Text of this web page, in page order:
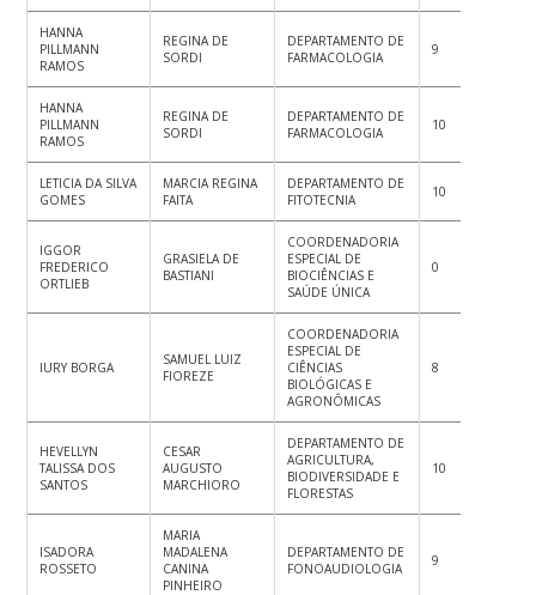
HANNA
PILLMANN
RAMOS
REGINA DE
SORDI
DEPARTAMENTO DE
FARMACOLOGIA
9
HANNA
PILLMANN
RAMOS
REGINA DE
SORDI
DEPARTAMENTO DE
FARMACOLOGIA
10
LETICIA DA SILVA
GOMES
MARCIA REGINA
FAITA
DEPARTAMENTO DE
FITOTECNIA
10
IGGOR
FREDERICO
ORTLIEB
GRASIELA DE
BASTIANI
COORDENADORIA
ESPECIAL DE
BIOCIÊNCIAS E
SAÚDE ÚNICA
0
IURY BORGA
SAMUEL LUIZ
FIOREZE
COORDENADORIA
ESPECIAL DE
CIÊNCIAS
BIOLÓGICAS E
AGRONÔMICAS
8
HEVELLYN
TALISSA DOS
SANTOS
CESAR
AUGUSTO
MARCHIORO
DEPARTAMENTO DE
AGRICULTURA,
BIODIVERSIDADE E
FLORESTAS
10
ISADORA
ROSSETO
MARIA
MADALENA
CANINA
PINHEIRO
DEPARTAMENTO DE
FONOAUDIOLOGIA
9